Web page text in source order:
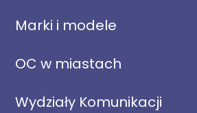
Marki i modele
OC w miastach
Wydziały Komunikacji